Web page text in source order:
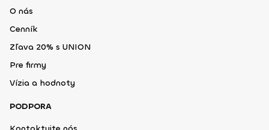
O nás
Cenník
Zľava 20% s UNION
Pre firmy
Vízia a hodnoty
PODPORA